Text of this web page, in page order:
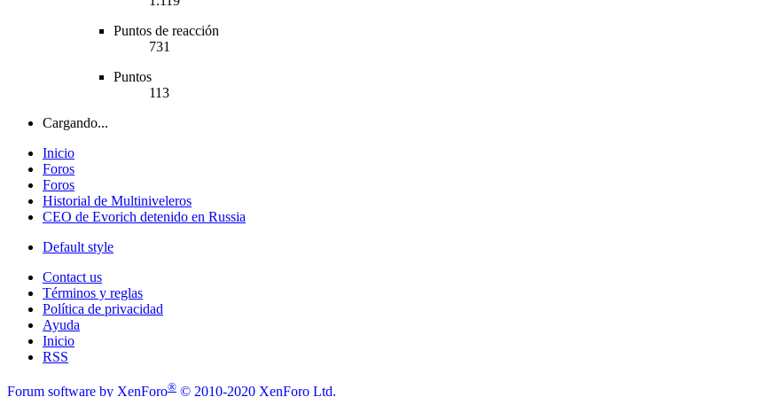
Puntos de reacción
731
Puntos
113
Cargando...
Inicio
Foros
Foros
Historial de Multiniveleros
CEO de Evorich detenido en Russia
Default style
Contact us
Términos y reglas
Política de privacidad
Ayuda
Inicio
RSS
Forum software by XenForo® © 2010-2020 XenForo Ltd.